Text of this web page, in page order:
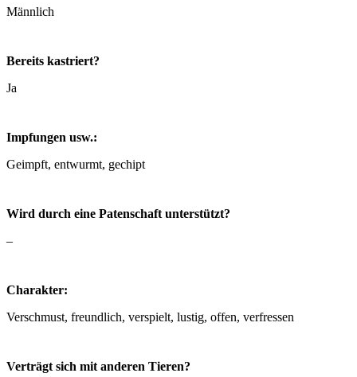
Männlich
Bereits kastriert?
Ja
Impfungen usw.:
Geimpft, entwurmt, gechipt
Wird durch eine Patenschaft unterstützt?
–
Charakter:
Verschmust, freundlich, verspielt, lustig, offen, verfressen
Verträgt sich mit anderen Tieren?